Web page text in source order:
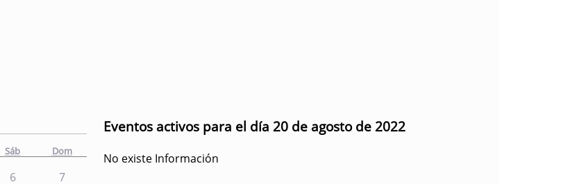
Sáb Dom
6 7
Eventos activos para el día 20 de agosto de 2022
No existe Información